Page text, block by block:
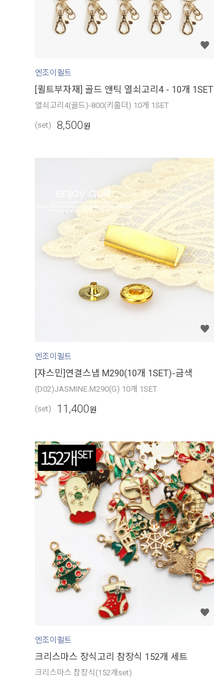
엔조이퀼트
[퀼트부자재] 골드 앤틱 열쇠고리4 - 10개 1SET
열쇠고리4(골드)-800(키홀더) 10개 1SET
(set) 8,500원
엔조이퀼트
[쟈스민]연결스냅 M290(10개 1SET)-금색
(D02)JASMINE.M290(G) 10개 1SET
(set) 11,400원
엔조이퀼트
크리스마스 장식고리 참장식 152개 세트
크리스마스 참장식(152개set)